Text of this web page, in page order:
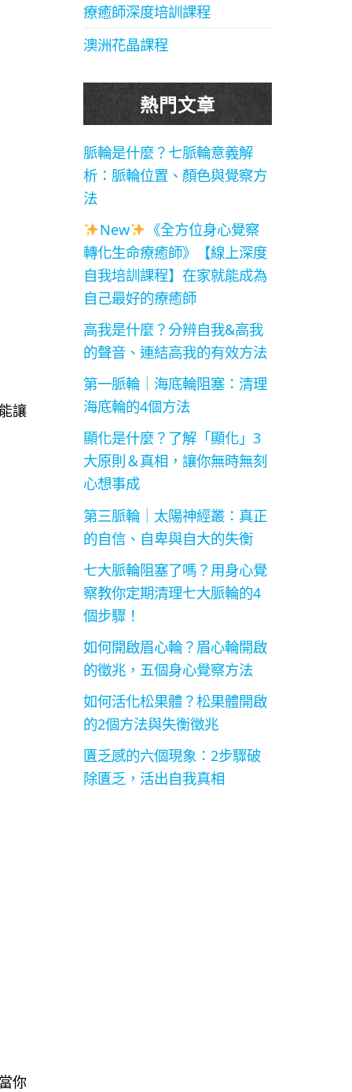
讓
你
療癒師深度培訓課程
澳洲花晶課程
熱門文章
脈輪是什麼？七脈輪意義解
析：脈輪位置、顏色與覺察方
法
New
《全方位身心覺察
轉化生命療癒師》【線上深度
自我培訓課程】在家就能成為
自己最好的療癒師
高我是什麼？分辨自我&高我
的聲音、連結高我的有效方法
第一脈輪｜海底輪阻塞：清理
海底輪的4個方法
顯化是什麼？了解「顯化」3
大原則＆真相，讓你無時無刻
心想事成
第三脈輪｜太陽神經叢：真正
的自信、自卑與自大的失衡
七大脈輪阻塞了嗎？用身心覺
察教你定期清理七大脈輪的4
個步驟！
如何開啟眉心輪？眉心輪開啟
的徵兆，五個身心覺察方法
如何活化松果體？松果體開啟
的2個方法與失衡徵兆
匱乏感的六個現象：2步驟破
除匱乏，活出自我真相